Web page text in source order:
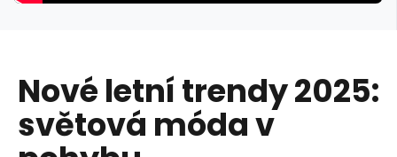
Nové letní trendy 2025:
světová móda v